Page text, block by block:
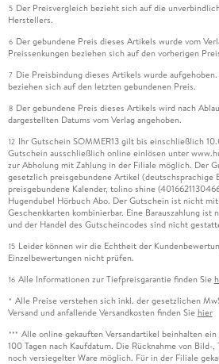
5 Der Preisvergleich bezieht sich auf die
Herstellers.
6 Der gebundene Preis dieses Artikels wurde vom
Preissenkungen beziehen sich auf den vorherigen
7 Die Preisbindung dieses Artikels wurde
beziehen sich auf den letzten gebundenen Preis.
8 Der gebundene Preis dieses Artikels wird nach
dargestellten Datums vom Verlag angehoben.
12 Ihr Gutschein SOMMER13 gilt bis einschließlich
Gutschein ausschließlich online einlösen unter
zur Abholung mit Zahlung in der Filiale möglich. Der
gesetzlich preisgebundene Artikel (deutschsprachige
preisgebundene Kalender, tolino shine
Hugendubel Hörbuch Abo. Der Gutschein ist nicht
Geschenkkarten kombinierbar. Eine Barauszahlung
und der Handel des Gutscheincodes sind nicht
15 Leider können wir die Echtheit der
Einzelbewertungen nicht prüfen.
16 Alle Informationen zur Tiefpreisgarantie finden Sie
* Alle Preise verstehen sich inkl. der gesetzlichen
Versand und anfallende Versandkosten finden Sie hier
*** Alle online gekauften Versandartikel beinhalten
100 Tagen nach Kaufdatum. Die Rücknahme von
noch versiegelter Ware möglich. Für in der Filiale